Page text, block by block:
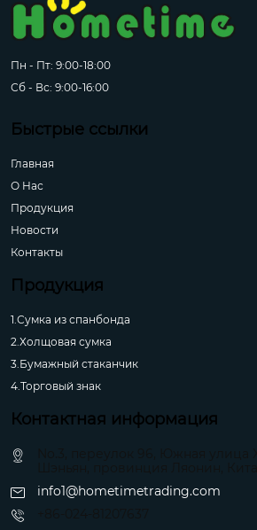
Пн - Пт: 9:00-18:00
Сб - Вс: 9:00-16:00
Быстрые ссылки
Главная
О Hас
Продукция
Новости
Контакты
Продукция
1.Сумка из спанбонда
2.Холщовая сумка
3.Бумажный стаканчик
4.Торговый знак
Контактная информация
info1@hometimetrading.com